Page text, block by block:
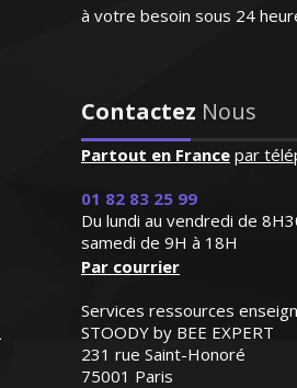
"Excellente
donne de
patiente et de
s'octroyer la
notre fille dès
Madame G.F
est ma langue
depuis de nombreuses
(écoles privées et
du niveau de mes
à votre besoin sous 24
Contactez Nous
Partout en France par
01 82 83 25 99
Du lundi au vendredi de
samedi de 9H à 18H
Par courrier
Services ressources
STOODY by BEE EXPERT
231 rue Saint-Honoré
75001 Paris